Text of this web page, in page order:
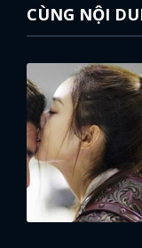
CÙNG NỘI